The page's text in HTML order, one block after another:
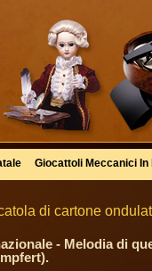
Giocattoli Meccanici In
di cartone
- Melodia di